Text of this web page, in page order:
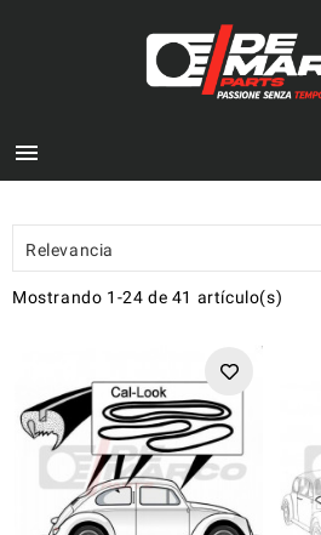

Relevancia
Mostrando 1-24 de 41 artículo(s)